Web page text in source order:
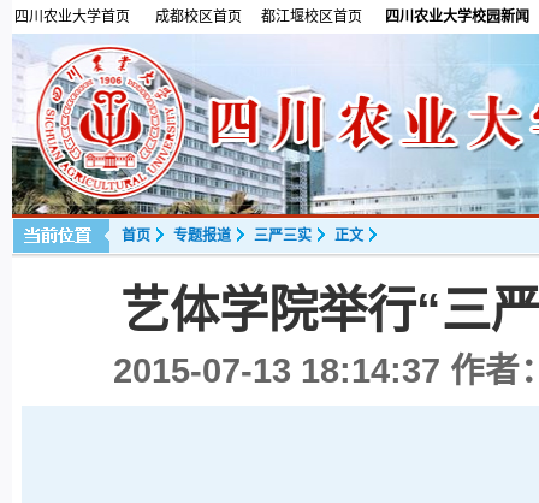
四川农业大学首页 成都校区首页 都江堰校区首页 四川农业大学校园新闻
首页 专题报道 三严三实 正文
艺体学院举行“三
2015-07-13 18:14:37 作者